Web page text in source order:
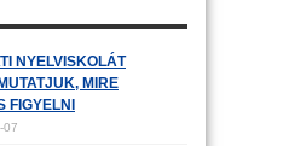
NYELVISKOLÁT
MIRE
FIGYELNI
07